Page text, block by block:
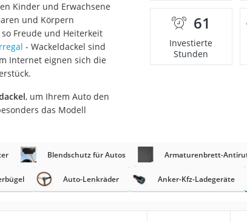
Kinder und Erwachsene
und Körpern
Freude und Heiterkeit
- Wackeldackel sind
Internet eignen sich die
, um Ihrem Auto den
das Modell
61
Investierte
Stunden
Blendschutz für Autos Armaturenbrett-
Auto-Lenkräder Anker-Kfz-Ladegeräte